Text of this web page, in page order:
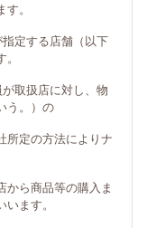
。
指定する店舗（以下
取扱店に対し、物
う。）の
所定の方法によりナ
から商品等の購入ま
ます。